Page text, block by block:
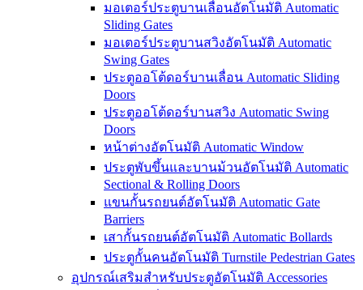
มอเตอร์ประตูบานเลื่อนอัตโนมัติ Automatic
Sliding Gates
มอเตอร์ประตูบานสวิงอัตโนมัติ Automatic
Swing Gates
ประตูออโต้ดอร์บานเลื่อน Automatic Sliding
Doors
ประตูออโต้ดอร์บานสวิง Automatic Swing
Doors
หน้าต่างอัตโนมัติ Automatic Window
ประตูพับขึ้นและบานม้วนอัตโนมัติ Automatic
Sectional & Rolling Doors
แขนกั้นรถยนต์อัตโนมัติ Automatic Gate
Barriers
เสากั้นรถยนต์อัตโนมัติ Automatic Bollards
ประตูกั้นคนอัตโนมัติ Turnstile Pedestrian Gates
อุปกรณ์เสริมสำหรับประตูอัตโนมัติ Accessories